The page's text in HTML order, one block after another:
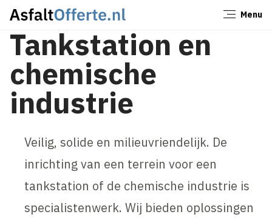
Menu
Tankstation en
chemische
industrie
Veilig, solide en milieuvriendelijk. De
inrichting van een terrein voor een
tankstation of de chemische industrie is
specialistenwerk. Wij bieden oplossingen
Sluiten